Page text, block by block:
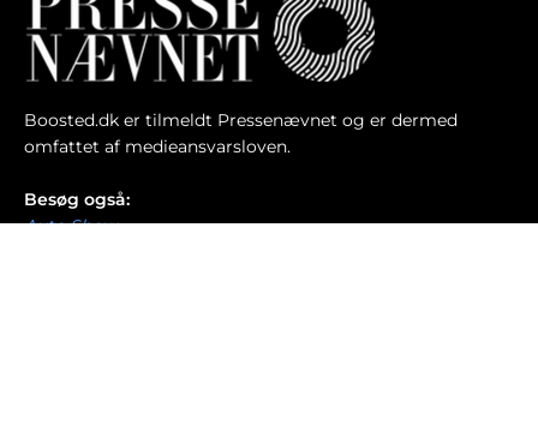
Boosted.dk er tilmeldt Pressenævnet og er dermed
omfattet af medieansvarsloven.
Besøg også:
Auto Show